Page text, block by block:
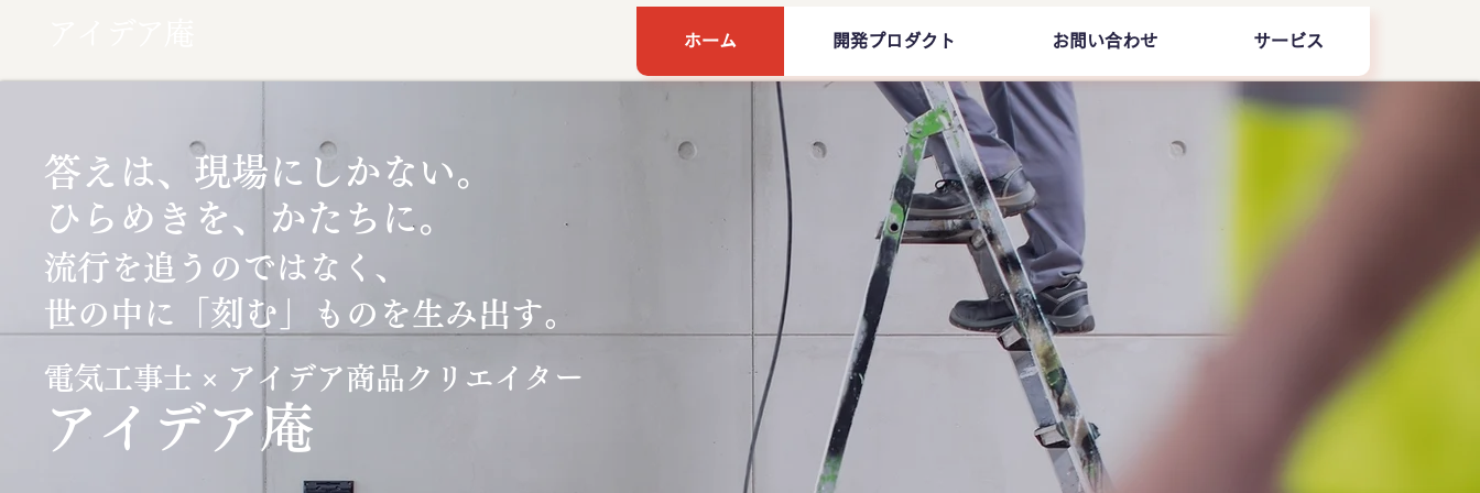
ホーム 開発プロダクト お問い合わせ サービス
ひらめきを、かたちに。
答えは、現場にしかない。
流行を追うのではなく、
世の中に
「刻む」 ものを生み出す。
電気工事士 × アイデア商品クリエイター
​アイデア庵